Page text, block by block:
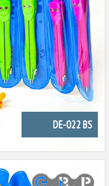
DE-022 BS